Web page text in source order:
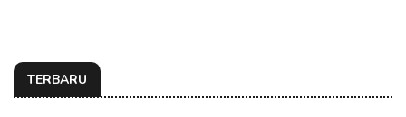
TERBARU